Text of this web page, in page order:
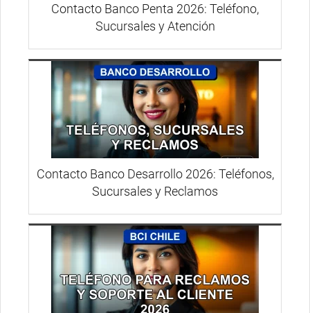
Contacto Banco Penta 2026: Teléfono,
Sucursales y Atención
Contacto Banco Desarrollo 2026: Teléfonos,
Sucursales y Reclamos